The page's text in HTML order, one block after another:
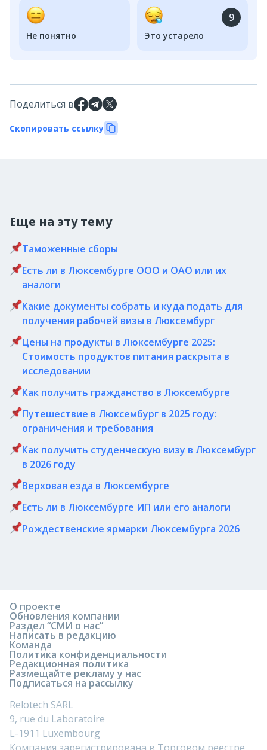
Не понятно
9
Это устарело
Поделиться в
Скопировать ссылку
Еще на эту тему
Таможенные сборы
Есть ли в Люксембурге ООО и ОАО или их
аналоги
Какие документы собрать и куда подать для
получения рабочей визы в Люксембург
Цены на продукты в Люксембурге 2025:
Стоимость продуктов питания раскрыта в
исследовании
Как получить гражданство в Люксембурге
Путешествие в Люксембург в 2025 году:
ограничения и требования
Как получить студенческую визу в Люксембург
в 2026 году
Верховая езда в Люксембурге
Есть ли в Люксембурге ИП или его аналоги
Рождественские ярмарки Люксембурга 2026
О проекте
Обновления компании
Раздел “СМИ о нас”
Написать в редакцию
Команда
Политика конфиденциальности
Редакционная политика
Размещайте рекламу у нас
Подписаться на рассылку
Relotech SARL
9, rue du Laboratoire
L-1911 Luxembourg